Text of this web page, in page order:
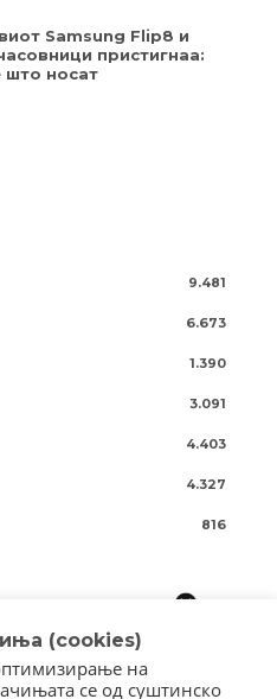
Samsung Flip8 и
пристигнаа:
што носат
9.481
6.673
1.390
3.091
4.403
4.327
816
(cookies)
на
се од суштинско